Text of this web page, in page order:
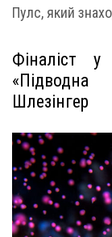
Пулс, який
Фіналіст
Шлезінгер